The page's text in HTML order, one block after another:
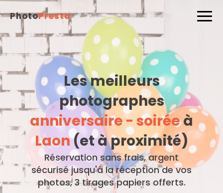
PhotoPresta
Les meilleurs
photographes
anniversaire - soiréeà
Laon(et à proximité)
Réservation sans frais, argent
sécurisé jusqu'à la réception de vos
photos, 3 tirages papiers offerts.